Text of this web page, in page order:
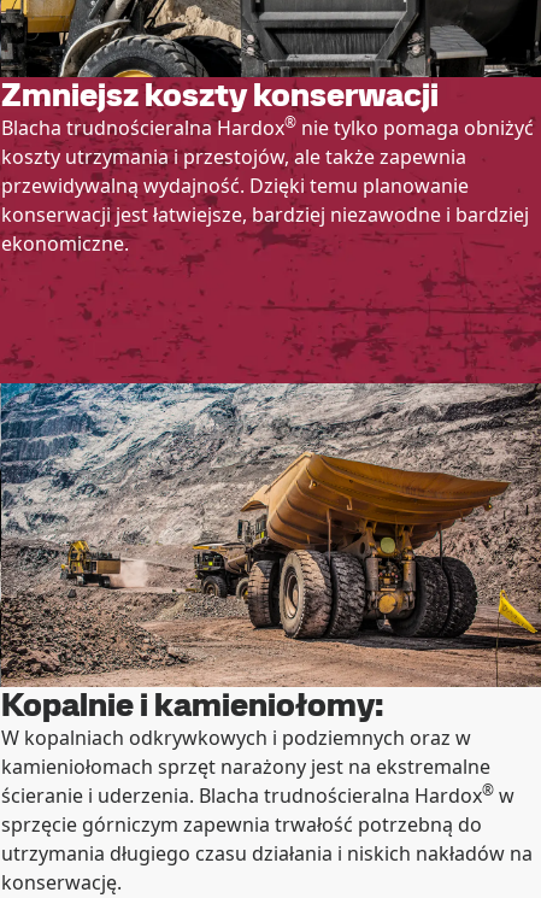
Zmniejsz koszty konserwacji
Blacha trudnościeralna Hardox® nie tylko pomaga obniżyć
koszty utrzymania i przestojów, ale także zapewnia
przewidywalną wydajność. Dzięki temu planowanie
konserwacji jest łatwiejsze, bardziej niezawodne i bardziej
ekonomiczne.
Kopalnie i kamieniołomy:
W kopalniach odkrywkowych i podziemnych oraz w
kamieniołomach sprzęt narażony jest na ekstremalne
ścieranie i uderzenia. Blacha trudnościeralna Hardox® w
sprzęcie górniczym zapewnia trwałość potrzebną do
utrzymania długiego czasu działania i niskich nakładów na
konserwację.